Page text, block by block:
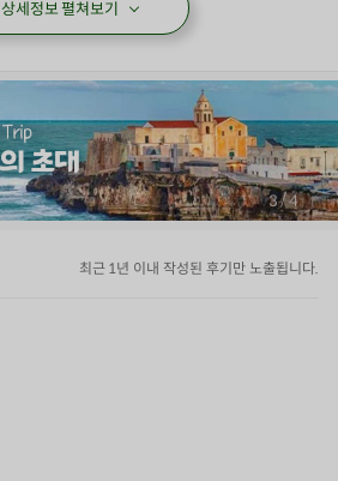
상세정보 펼쳐보기
4/4
최근 1년 이내 작성된 후기만 노출됩니다.